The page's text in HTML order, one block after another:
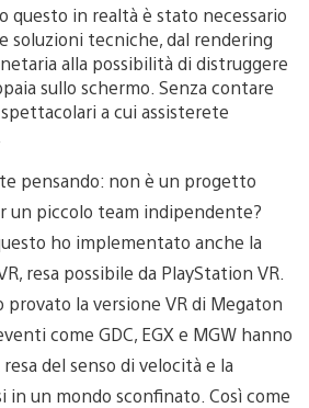
questo in realtà è stato necessario
soluzioni tecniche, dal rendering
alla possibilità di distruggere
sullo schermo. Senza contare
a cui assisterete
pensando: non è un progetto
un piccolo team indipendente?
ho implementato anche la
resa possibile da PlayStation VR.
la versione VR di Megaton
come GDC, EGX e MGW hanno
del senso di velocità e la
in un mondo sconfinato. Così come